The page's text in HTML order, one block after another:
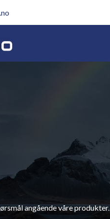
angående våre produkter.